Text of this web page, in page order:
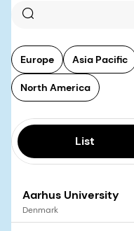
Europe Asia Pacific
North America
List
Aarhus University
Denmark